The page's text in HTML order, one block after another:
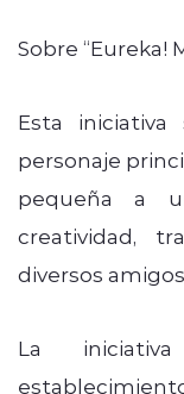
Sobre “Eureka!
Esta iniciativa
personaje
pequeña a
creatividad,
diversos
La